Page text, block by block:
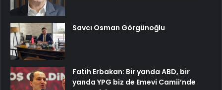
Savcı Osman Görgünoğlu
Fatih Erbakan: Bir yanda ABD, bir
yanda YPG biz de Emevi Camii’nde